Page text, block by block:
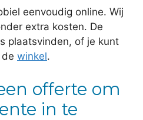
eenvoudig online. Wij
extra kosten. De
plaatsvinden, of je kunt
winkel.
offerte om
in te